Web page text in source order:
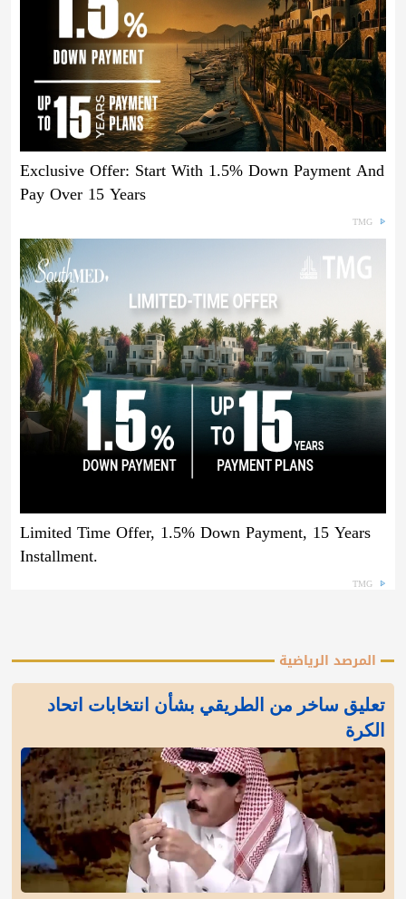
Exclusive Offer: Start With 1.5% Down Payment And
Pay Over 15 Years
TMG
Limited Time Offer, 1.5% Down Payment, 15 Years
Installment.
TMG
المرصد الرياضية
تعليق ساخر من الطريقي بشأن انتخابات اتحاد
الكرة